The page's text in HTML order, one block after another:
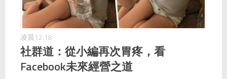
凌晨12:18
社群道：從小編再次胃疼，看
Facebook未來經營之道